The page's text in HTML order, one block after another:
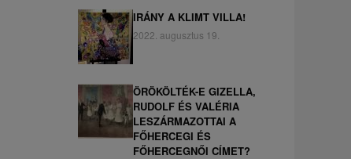
IRÁNY A KLIMT VILLA!
2022. augusztus 19.
ÖRÖKÖLTÉK-E GIZELLA,
RUDOLF ÉS VALÉRIA
LESZÁRMAZOTTAI A
FŐHERCEGI ÉS
FŐHERCEGNŐI CÍMET?